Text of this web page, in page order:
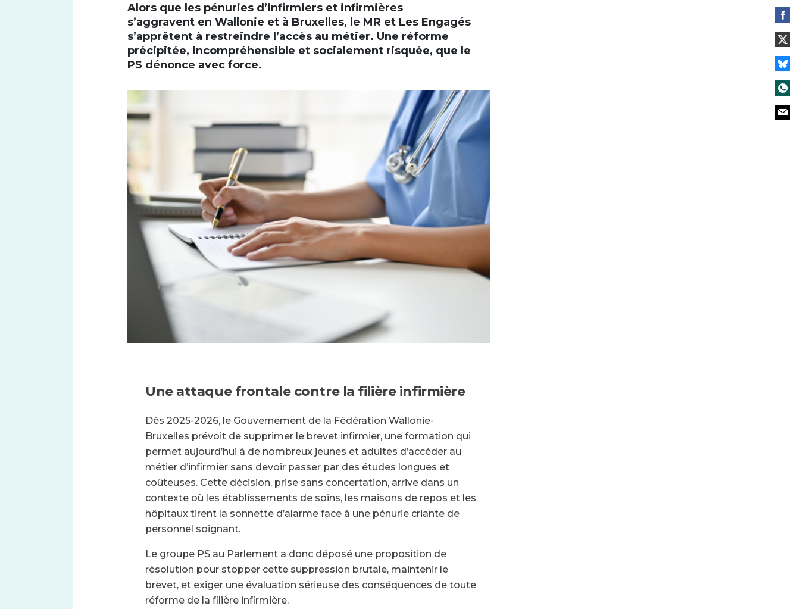
Alors que les pénuries d’infirmiers et infirmières
s’aggravent en Wallonie et à Bruxelles, le MR et Les Engagés
s’apprêtent à restreindre l’accès au métier. Une réforme
précipitée, incompréhensible et socialement risquée, que le
PS dénonce avec force.
Une attaque frontale contre la filière infirmière
Dès 2025-2026, le Gouvernement de la Fédération Wallonie-
Bruxelles prévoit de supprimer le brevet infirmier, une formation qui
permet aujourd’hui à de nombreux jeunes et adultes d’accéder au
métier d’infirmier sans devoir passer par des études longues et
coûteuses. Cette décision, prise sans concertation, arrive dans un
contexte où les établissements de soins, les maisons de repos et les
hôpitaux tirent la sonnette d’alarme face à une pénurie criante de
personnel soignant.
Le groupe PS au Parlement a donc déposé une proposition de
résolution pour stopper cette suppression brutale, maintenir le
brevet, et exiger une évaluation sérieuse des conséquences de toute
réforme de la filière infirmière.